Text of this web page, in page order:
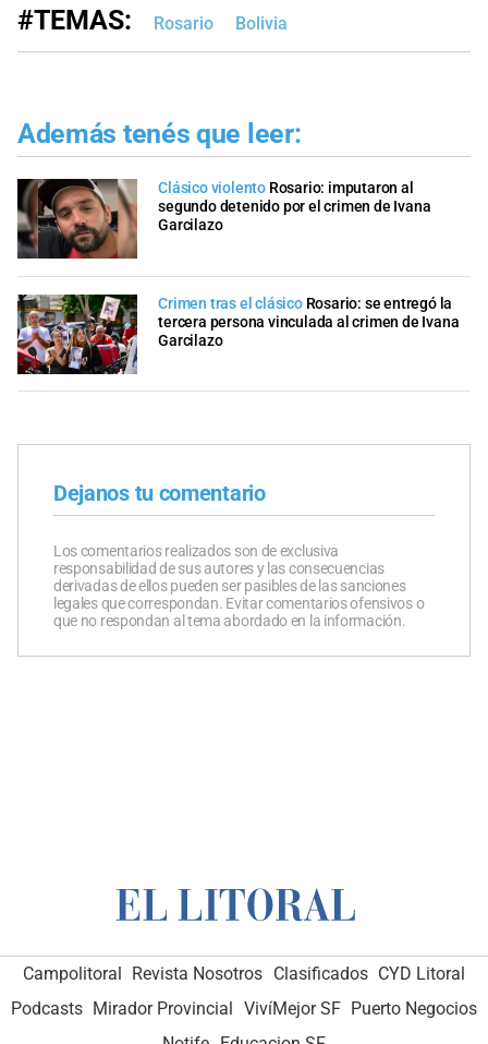
#TEMAS: Rosario Bolivia
Además tenés que leer:
Clásico violento Rosario: imputaron al
segundo detenido por el crimen de Ivana
Garcilazo
Crimen tras el clásico Rosario: se entregó la
tercera persona vinculada al crimen de Ivana
Garcilazo
Dejanos tu comentario
Los comentarios realizados son de exclusiva
responsabilidad de sus autores y las consecuencias
derivadas de ellos pueden ser pasibles de las sanciones
legales que correspondan. Evitar comentarios ofensivos o
que no respondan al tema abordado en la información.
Campolitoral Revista Nosotros Clasificados CYD Litoral
Podcasts Mirador Provincial VivíMejor SF Puerto Negocios